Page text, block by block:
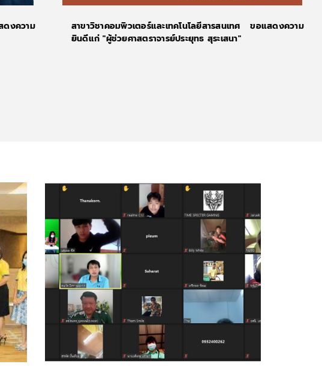
ดงความ
สาขาวิชาคอมพิวเตอร์และเทคโนโลยีสารสนเทศ ขอแสดงความ
ยินดีแก่ "ผู้ช่วยศาสตราจารย์ประยุทธ สุระเสนา"